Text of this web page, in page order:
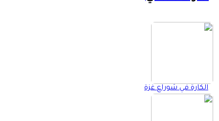
الكارة في شوراع غزة